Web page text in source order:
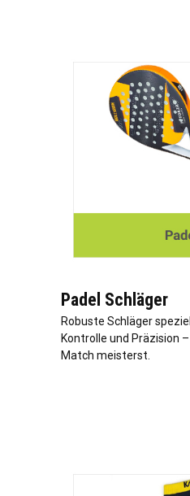
Padel Schläger
Robuste Schläger
Kontrolle und Präzision
Match meisterst.